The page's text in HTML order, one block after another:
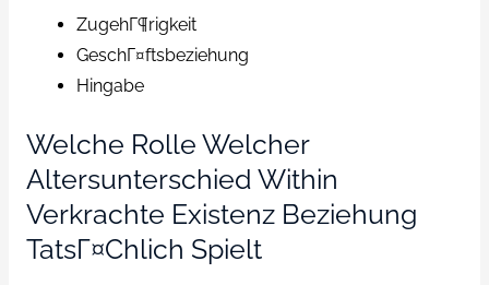
ZugehГ¶rigkeit
GeschГ¤ftsbeziehung
Hingabe
Welche Rolle Welcher
Altersunterschied Within
Verkrachte Existenz Beziehung
TatsГ¤chlich Spielt